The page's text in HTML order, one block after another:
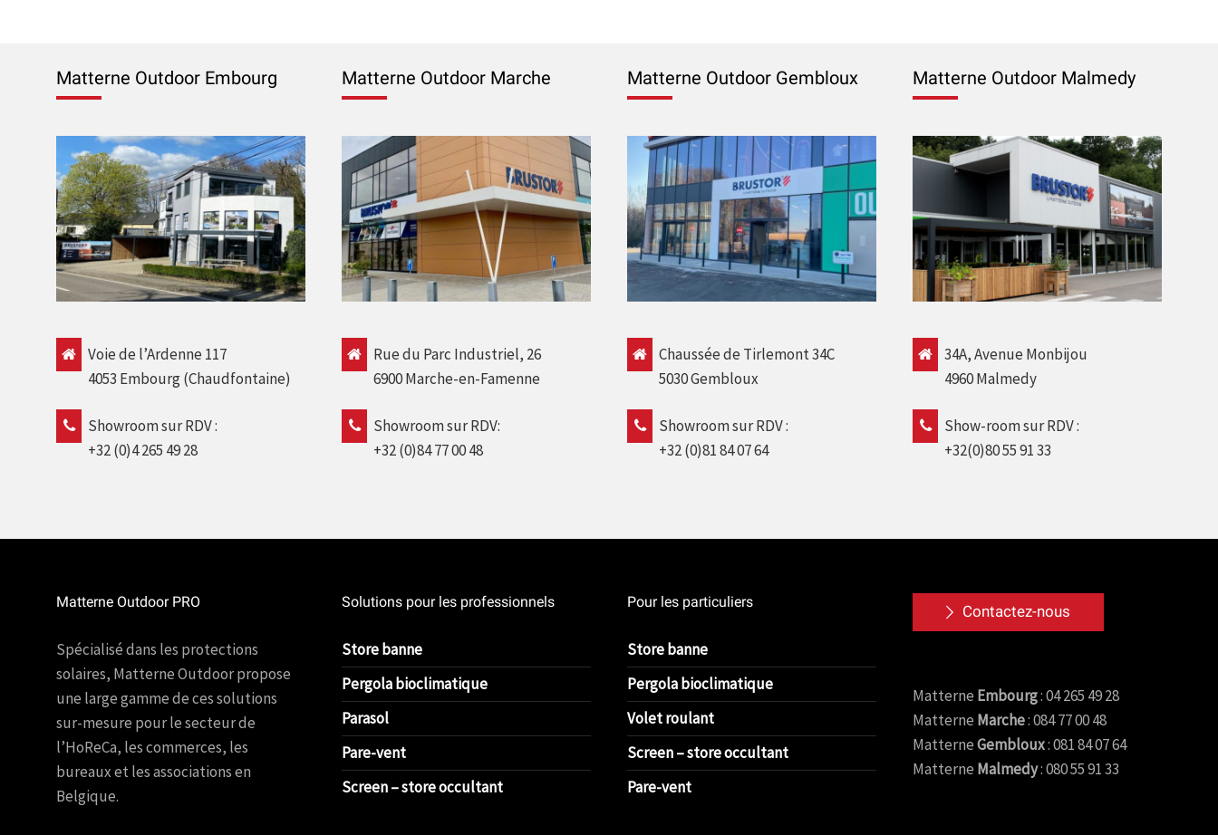
Matterne Outdoor Embourg
Voie de l’Ardenne 117
4053 Embourg (Chaudfontaine)
Showroom sur RDV :
+32 (0)4 265 49 28
Matterne Outdoor Marche
Rue du Parc Industriel, 26
6900 Marche-en-Famenne
Showroom sur RDV:
+32 (0)84 77 00 48
Matterne Outdoor Gembloux
Chaussée de Tirlemont 34C
5030 Gembloux
Showroom sur RDV :
+32 (0)81 84 07 64
Matterne Outdoor Malmedy
34A, Avenue Monbijou
4960 Malmedy
Show-room sur RDV :
+32(0)80 55 91 33
Matterne Outdoor PRO
Spécialisé dans les protections
solaires, Matterne Outdoor propose
une large gamme de ces solutions
sur-mesure pour le secteur de
l’HoReCa, les commerces, les
bureaux et les associations en
Belgique.
Solutions pour les professionnels
Store banne
Pergola bioclimatique
Parasol
Pare-vent
Screen – store occultant
Pour les particuliers
Store banne
Pergola bioclimatique
Volet roulant
Screen – store occultant
Pare-vent
Contactez-nous
Matterne Embourg: 04 265 49 28
Matterne Marche: 084 77 00 48
MatterneGembloux: 081 84 07 64
Matterne Malmedy: 080 55 91 33